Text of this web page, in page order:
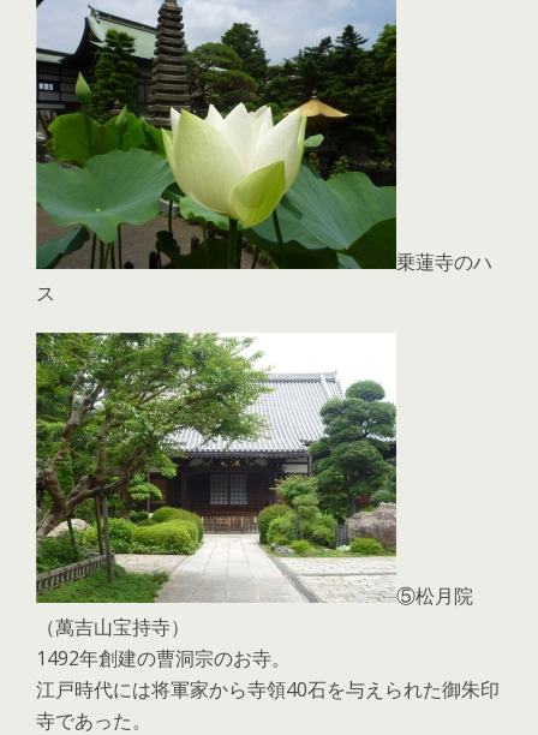
乗蓮寺のハ
ス
⑤松月院
（萬吉山宝持寺）
1492年創建の曹洞宗のお寺。
江戸時代には将軍家から寺領40石を与えられた御朱印
寺であった。